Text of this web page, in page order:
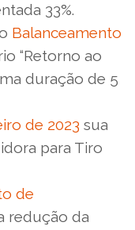
33%.
Balanceamento
“Retorno ao
duração de 5
de 2023 sua
para Tiro
de
redução da